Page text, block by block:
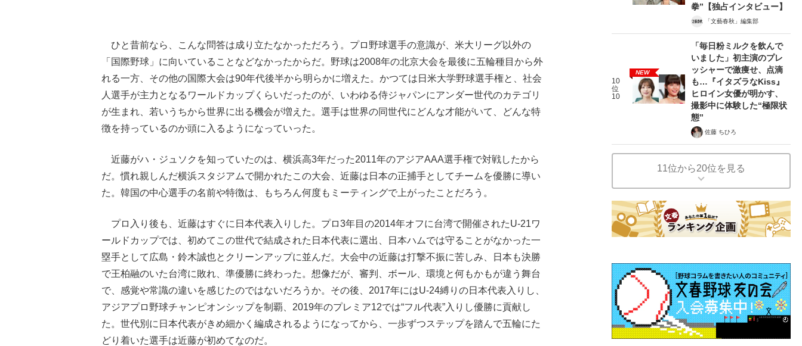
ひと昔前なら、こんな問答は成り立たなかっただろう。プロ野球選手の意識が、米大リーグ以外の
「国際野球」に向いていることなどなかったからだ。野球は2008年の北京大会を最後に五輪種目から外
れる一方、その他の国際大会は90年代後半から明らかに増えた。かつては日米大学野球選手権と、社会
人選手が主力となるワールドカップくらいだったのが、いわゆる侍ジャパンにアンダー世代のカテゴリ
が生まれ、若いうちから世界に出る機会が増えた。選手は世界の同世代にどんな才能がいて、どんな特
徴を持っているのか頭に入るようになっていった。
近藤がハ・ジュソクを知っていたのは、横浜高3年だった2011年のアジアAAA選手権で対戦したから
だ。慣れ親しんだ横浜スタジアムで開かれたこの大会、近藤は日本の正捕手としてチームを優勝に導い
た。韓国の中心選手の名前や特徴は、もちろん何度もミーティングで上がったことだろう。
プロ入り後も、近藤はすぐに日本代表入りした。プロ3年目の2014年オフに台湾で開催されたU-21ワ
ールドカップでは、初めてこの世代で結成された日本代表に選出、日本ハムでは守ることがなかった一
塁手として広島・鈴木誠也とクリーンアップに並んだ。大会中の近藤は打撃不振に苦しみ、日本も決勝
で王柏融のいた台湾に敗れ、準優勝に終わった。想像だが、審判、ボール、環境と何もかもが違う舞台
で、感覚や常識の違いを感じたのではないだろうか。その後、2017年にはU-24縛りの日本代表入りし、
アジアプロ野球チャンピオンシップを制覇、2019年のプレミア12では“フル代表”入りし優勝に貢献し
た。世代別に日本代表がきめ細かく編成されるようになってから、一歩ずつステップを踏んで五輪にた
どり着いた選手は近藤が初めてなのだ。
拳”【独占インタビュー】
「文藝春秋」編集部
10
位
10
NEW
「毎日粉ミルクを飲んで
いました」初主演のプレ
ッシャーで激痩せ、点滴
も…『イタズラなKiss』
ヒロイン女優が明かす、
撮影中に体験した“極限状
態”
佐藤 ちひろ
11位から20位を見る